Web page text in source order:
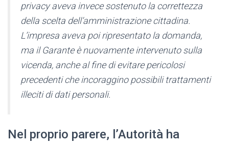
privacy aveva invece sostenuto la correttezza
della scelta dell’amministrazione cittadina.
L’impresa aveva poi ripresentato la domanda,
ma il Garante è nuovamente intervenuto sulla
vicenda, anche al fine di evitare pericolosi
precedenti che incoraggino possibili trattamenti
illeciti di dati personali.
Nel proprio parere, l’Autorità ha